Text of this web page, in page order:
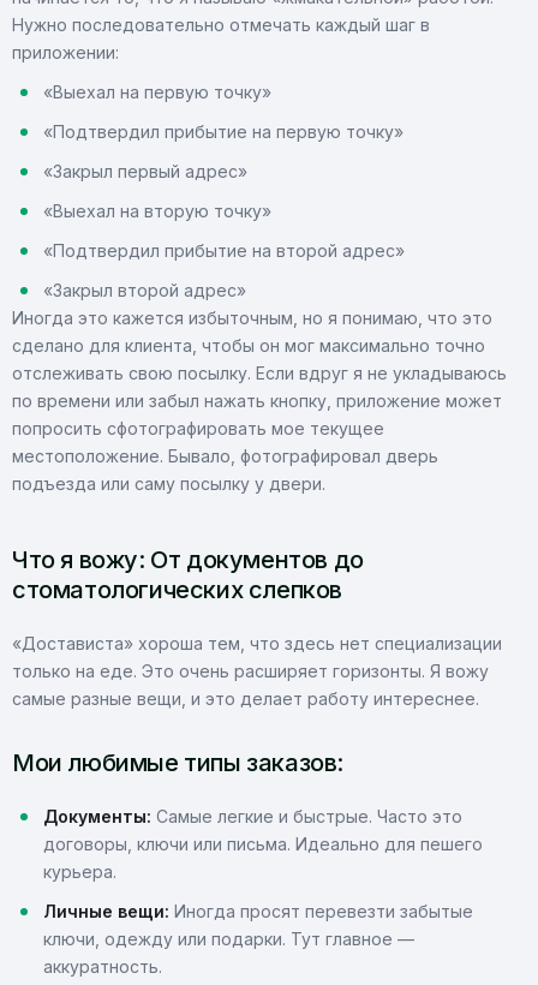
Нужно последовательно отмечать каждый шаг в
приложении:
«Выехал на первую точку»
«Подтвердил прибытие на первую точку»
«Закрыл первый адрес»
«Выехал на вторую точку»
«Подтвердил прибытие на второй адрес»
«Закрыл второй адрес»
Иногда это кажется избыточным, но я понимаю, что это
сделано для клиента, чтобы он мог максимально точно
отслеживать свою посылку. Если вдруг я не укладываюсь
по времени или забыл нажать кнопку, приложение может
попросить сфотографировать мое текущее
местоположение. Бывало, фотографировал дверь
подъезда или саму посылку у двери.
Что я вожу: От документов до
стоматологических слепков
«Достависта» хороша тем, что здесь нет специализации
только на еде. Это очень расширяет горизонты. Я вожу
самые разные вещи, и это делает работу интереснее.
Мои любимые типы заказов:
Документы: Самые легкие и быстрые. Часто это
договоры, ключи или письма. Идеально для пешего
курьера.
Личные вещи: Иногда просят перевезти забытые
ключи, одежду или подарки. Тут главное —
аккуратность.